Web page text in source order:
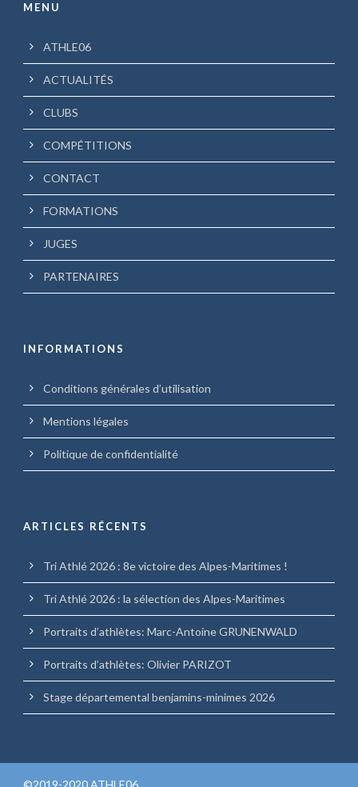
MENU
ATHLE06
ACTUALITÉS
CLUBS
COMPÉTITIONS
CONTACT
FORMATIONS
JUGES
PARTENAIRES
INFORMATIONS
Conditions générales d’utilisation
Mentions légales
Politique de confidentialité
ARTICLES RÉCENTS
Tri Athlé 2026 : 8e victoire des Alpes-Maritimes !
Tri Athlé 2026 : la sélection des Alpes-Maritimes
Portraits d’athlètes: Marc-Antoine GRUNENWALD
Portraits d’athlètes: Olivier PARIZOT
Stage départemental benjamins-minimes 2026
©2019-2020 ATHLE06